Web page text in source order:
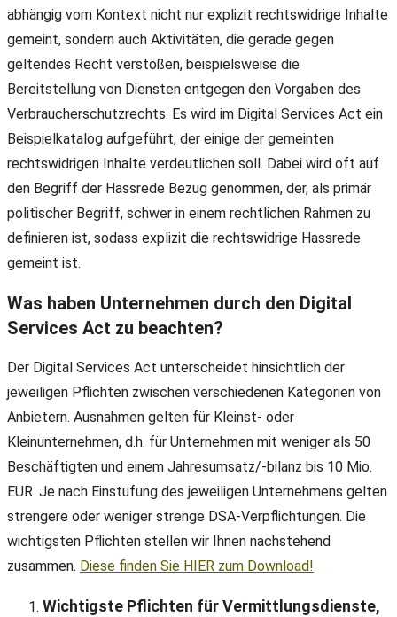
abhängig vom Kontext nicht nur explizit rechtswidrige Inhalte
gemeint, sondern auch Aktivitäten, die gerade gegen
geltendes Recht verstoßen, beispielsweise die
Bereitstellung von Diensten entgegen den Vorgaben des
Verbraucherschutzrechts. Es wird im Digital Services Act ein
Beispielkatalog aufgeführt, der einige der gemeinten
rechtswidrigen Inhalte verdeutlichen soll. Dabei wird oft auf
den Begriff der Hassrede Bezug genommen, der, als primär
politischer Begriff, schwer in einem rechtlichen Rahmen zu
definieren ist, sodass explizit die rechtswidrige Hassrede
gemeint ist.
Was haben Unternehmen durch den Digital
Services Act zu beachten?
Der Digital Services Act unterscheidet hinsichtlich der
jeweiligen Pflichten zwischen verschiedenen Kategorien von
Anbietern. Ausnahmen gelten für Kleinst- oder
Kleinunternehmen, d.h. für Unternehmen mit weniger als 50
Beschäftigten und einem Jahresumsatz/-bilanz bis 10 Mio.
EUR. Je nach Einstufung des jeweiligen Unternehmens gelten
strengere oder weniger strenge DSA-Verpflichtungen. Die
wichtigsten Pflichten stellen wir Ihnen nachstehend
zusammen. Diese finden Sie HIER zum Download!
Wichtigste Pflichten für Vermittlungsdienste,